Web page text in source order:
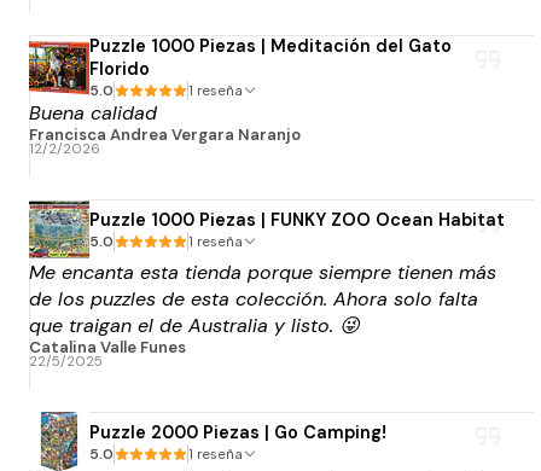
Puzzle 1000 Piezas | Meditación del Gato
Florido
5.0 1 reseña
Buena calidad
Francisca Andrea Vergara Naranjo
12/2/2026
Puzzle 1000 Piezas | FUNKY ZOO Ocean Habitat
5.0 1 reseña
Me encanta esta tienda porque siempre tienen más
de los puzzles de esta colección. Ahora solo falta
que traigan el de Australia y listo. 😜
Catalina Valle Funes
22/5/2025
Puzzle 2000 Piezas | Go Camping!
5.0 1 reseña